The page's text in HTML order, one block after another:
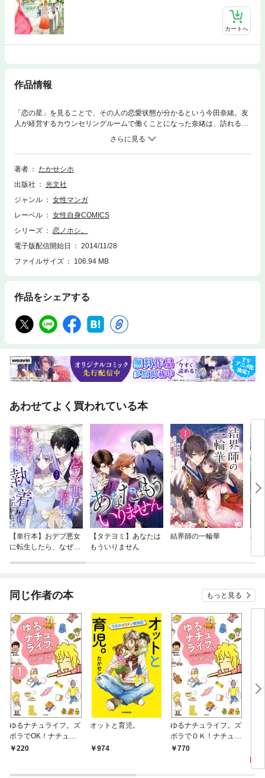
カートへ
作品情報
「恋の星」を見ることで、その人の恋愛状態が分かるという今田奈緒。友
人が経営するカウンセリングルームで働くことになった奈緒は、訪れる女
性たちの不安や悩み決断を目のあたりにしていくうちに、いつしか自立を
意識するようになる。夫の浮気、離婚の危機、自分たち夫婦の頭上にあ
る、あってはならない「恋の星」の意味とは!?
著者
たかせシホ
出版社
光文社
ジャンル
女性マンガ
レーベル
女性自身COMICS
シリーズ
恋ノホシ。
電子版配信開始日
2014/11/28
ファイルサイズ
106.94 MB
作品をシェアする
あわせてよく買われている本
【単行本】おデブ悪女
に転生したら、なぜか
【タテヨミ】あなたは
もういりません
結界師の一輪華
バ
今
同じ作者の本 もっと見る
ゆるナチュライフ。ズ
ボラでOK！ナチュラ
ル健康生活のススメ
220
オットと育児。
974
ゆるナチュライフ。ズ
ボラでＯＫ！ナチュラ
ル健康生活のススメ
770